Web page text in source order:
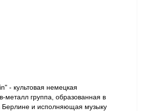
- культовая немецкая
металл группа, образованная в
Берлине и исполняющая музыку